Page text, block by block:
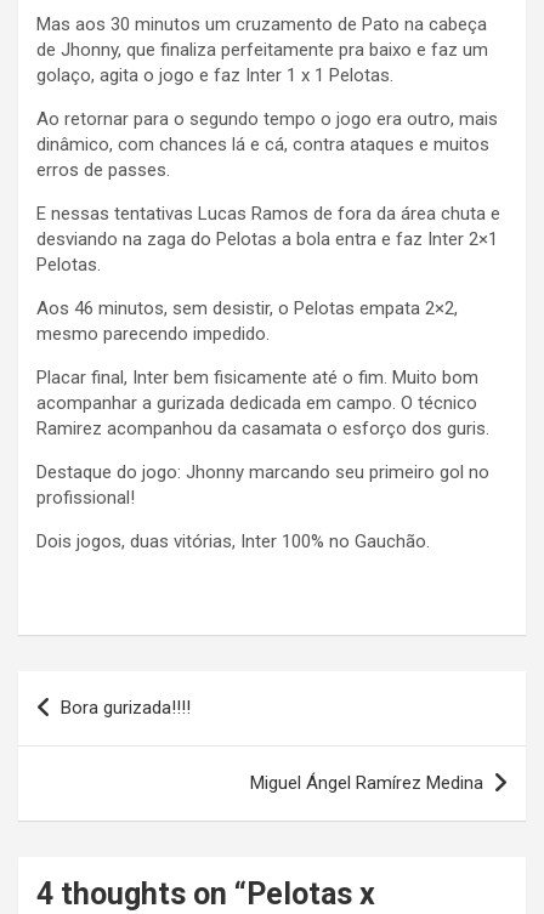
Mas aos 30 minutos um cruzamento de Pato na cabeça
de Jhonny, que finaliza perfeitamente pra baixo e faz um
golaço, agita o jogo e faz Inter 1 x 1 Pelotas.
Ao retornar para o segundo tempo o jogo era outro, mais
dinâmico, com chances lá e cá, contra ataques e muitos
erros de passes.
E nessas tentativas Lucas Ramos de fora da área chuta e
desviando na zaga do Pelotas a bola entra e faz Inter 2×1
Pelotas.
Aos 46 minutos, sem desistir, o Pelotas empata 2×2,
mesmo parecendo impedido.
Placar final, Inter bem fisicamente até o fim. Muito bom
acompanhar a gurizada dedicada em campo. O técnico
Ramirez acompanhou da casamata o esforço dos guris.
Destaque do jogo: Jhonny marcando seu primeiro gol no
profissional!
Dois jogos, duas vitórias, Inter 100% no Gauchão.
Navegação
de
Bora gurizada!!!!
Miguel Ángel Ramírez Medina
4 thoughts on “ Pelotas x